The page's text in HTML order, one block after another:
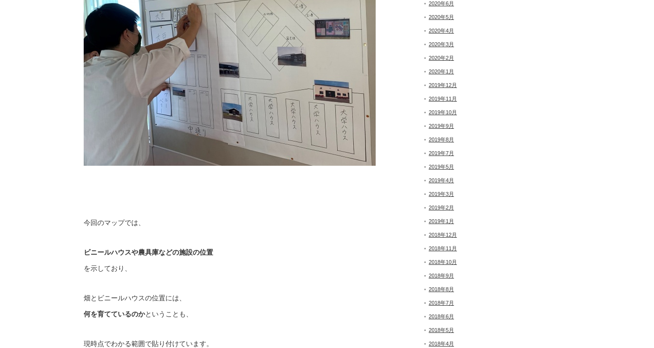
今回のマップでは、
ビニールハウスや農具庫などの施設の位置
を示しており、
畑とビニールハウスの位置には、
何を育てているのかということも、
現時点でわかる範囲で貼り付けています。
2020年6月
2020年5月
2020年4月
2020年3月
2020年2月
2020年1月
2019年12月
2019年11月
2019年10月
2019年9月
2019年8月
2019年7月
2019年5月
2019年4月
2019年3月
2019年2月
2019年1月
2018年12月
2018年11月
2018年10月
2018年9月
2018年8月
2018年7月
2018年6月
2018年5月
2018年4月